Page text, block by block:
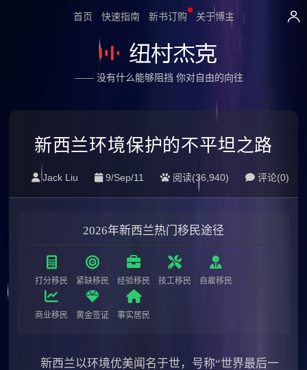
首页 快速指南 新书订购 关于博主
—— 没有什么能够阻挡 你对自由的向往
新西兰环境保护的不平坦之路
Jack Liu 9/Sep/11 阅读(36,940) 评论(0)
2026年新西兰热门移民途径
打分移民 紧缺移民 经验移民 技工移民 自雇移民
商业移民 黄金签证 事实居民
新西兰以环境优美闻名于世，号称“世界最后一